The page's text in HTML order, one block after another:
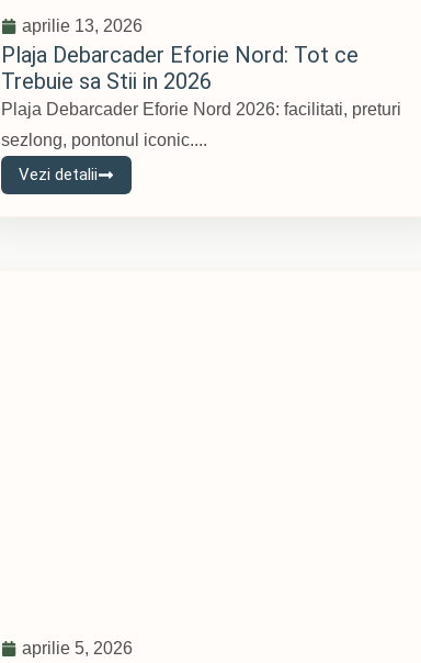
aprilie 13, 2026
Plaja Debarcader Eforie Nord: Tot ce
Trebuie sa Stii in 2026
Plaja Debarcader Eforie Nord 2026: facilitati, preturi
sezlong, pontonul iconic....
Vezi detalii
aprilie 5, 2026